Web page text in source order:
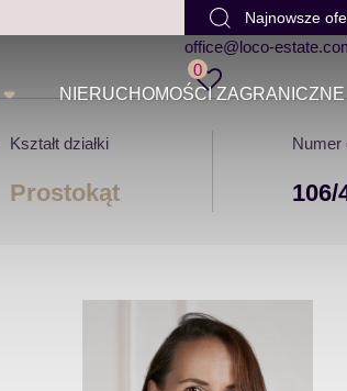
Najnowsze
office@loco-
0
NIERUCHOMOŚCI ZAGRANICZNE
Kształt działki
Prostokąt
Numer
106/